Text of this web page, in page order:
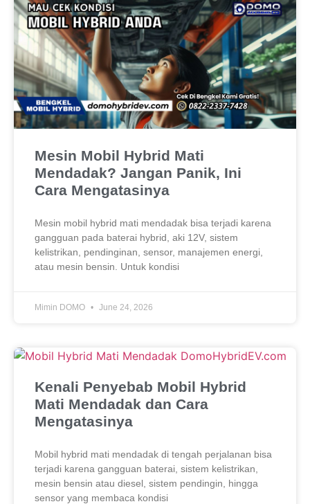
Mesin Mobil Hybrid Mati
Mendadak? Jangan Panik, Ini
Cara Mengatasinya
Mesin mobil hybrid mati mendadak bisa terjadi karena
gangguan pada baterai hybrid, aki 12V, sistem
kelistrikan, pendinginan, sensor, manajemen energi,
atau mesin bensin. Untuk kondisi
Mimin DOMO June 24, 2026
Kenali Penyebab Mobil Hybrid
Mati Mendadak dan Cara
Mengatasinya
Mobil hybrid mati mendadak di tengah perjalanan bisa
terjadi karena gangguan baterai, sistem kelistrikan,
mesin bensin atau diesel, sistem pendingin, hingga
sensor yang membaca kondisi